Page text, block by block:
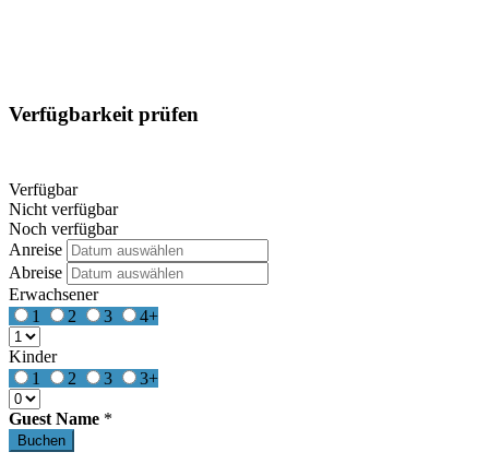
Verfügbarkeit prüfen
Verfügbar
Nicht verfügbar
Noch verfügbar
Anreise
Abreise
Erwachsener
1
2 3 4+
Kinder
1
2 3 3+
Guest Name *